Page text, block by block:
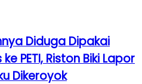
Diduga Dipakai
PETI, Riston Biki Lapor
Dikeroyok